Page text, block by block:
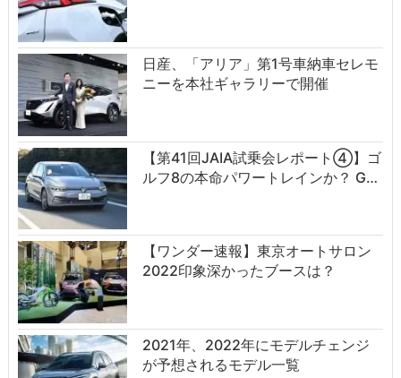
日産、「アリア」第1号車納車セレモ
ニーを本社ギャラリーで開催
【第41回JAIA試乗会レポート④】ゴ
ルフ8の本命パワートレインか？ G…
【ワンダー速報】東京オートサロン
2022印象深かったブースは？
2021年、2022年にモデルチェンジ
が予想されるモデル一覧